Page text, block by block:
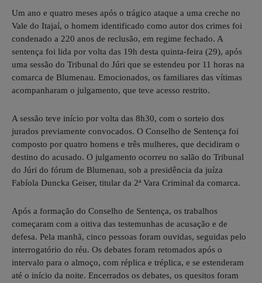
Um ano e quatro meses após o trágico ataque a uma creche no
Vale do Itajaí, o homem identificado como autor dos crimes foi
condenado a 220 anos de reclusão, em regime fechado. A
sentença foi lida por volta das 19h desta quinta-feira (29), após
uma sessão do Tribunal do Júri que se estendeu por 11 horas na
comarca de Blumenau. Emocionados, os familiares das vítimas
acompanharam o julgamento, que teve acesso restrito.
A sessão teve início por volta das 8h30, com o sorteio dos
jurados previamente convocados. O Conselho de Sentença foi
composto por quatro homens e três mulheres, que decidiram o
destino do acusado. O julgamento ocorreu no salão do Tribunal
do Júri do fórum de Blumenau, sob a presidência da juíza
Fabíola Duncka Geiser, titular da 2ª Vara Criminal da comarca.
Após a formação do Conselho de Sentença, os trabalhos
começaram com a oitiva das testemunhas de acusação e de
defesa. Pela manhã, cinco pessoas foram ouvidas, seguidas pelo
interrogatório do réu. Os debates foram retomados após o
intervalo para o almoço, com réplica e tréplica, e se estenderam
até o início da noite. Encerrados os debates, os quesitos foram